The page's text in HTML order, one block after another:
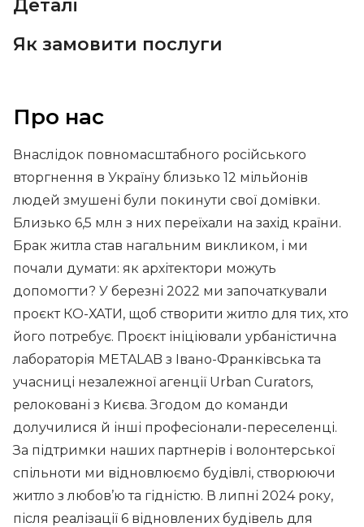
Про нас
Внаслідок повномасштабного російського
вторгнення в Україну близько 12 мільйонів
людей змушені були покинути свої домівки.
Близько 6,5 млн з них переїхали на захід країни.
Брак житла став нагальним викликом, і ми
почали думати: як архітектори можуть
допомогти? У березні 2022 ми започаткували
проєкт КО-ХАТИ, щоб створити житло для тих, хто
його потребує. Проєкт ініціювали урбаністична
лабораторія METALAB з Івано-Франківська та
учасниці незалежної агенції Urban Curators,
релоковані з Києва. Згодом до команди
долучилися й інші професіонали-переселенці.
За підтримки наших партнерів і волонтерської
спільноти ми відновлюємо будівлі, створюючи
житло з любов’ю та гідністю. В липні 2024 року,
після реалізації 6 відновлених будівель для
Деталі
Як замовити послуги